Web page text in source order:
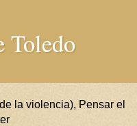
Toledo
la violencia), Pensar el